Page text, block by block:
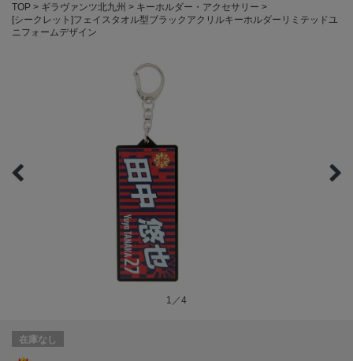
TOP ギラヴァンツ北九州
キーホルダー・アクセサリー
[シークレット]フェイスタオル型ブラックアクリルキーホルダーリミテッドユ
ニフォームデザイン
1／4
在庫なし